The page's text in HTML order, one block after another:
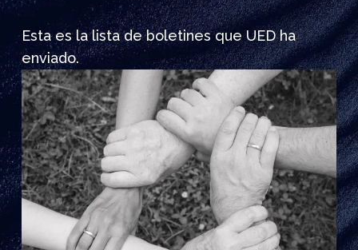
Esta es la lista de boletines que UED ha
enviado.